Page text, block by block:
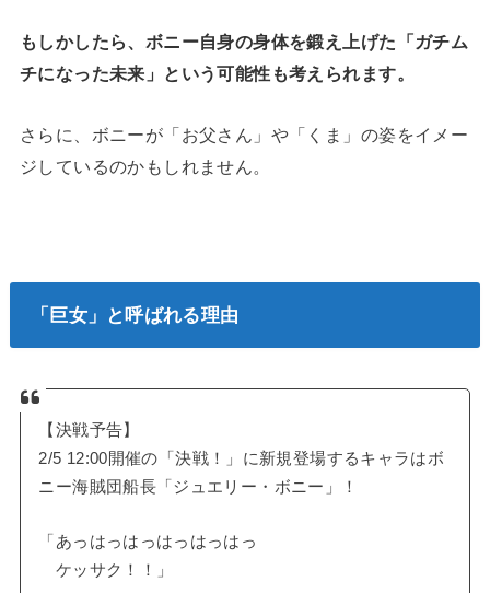
もしかしたら、ボニー自身の身体を鍛え上げた「ガチム
チになった未来」という可能性も考えられます。
さらに、ボニーが「お父さん」や「くま」の姿をイメー
ジしているのかもしれません。
「巨女」と呼ばれる理由
【決戦予告】
2/5 12:00開催の「決戦！」に新規登場するキャラはボ
ニー海賊団船長「ジュエリー・ボニー」！
「あっはっはっはっはっはっ
ケッサク！！」